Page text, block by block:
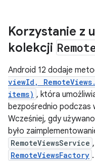
Korzystanie z
kolekcji
Android 12 dodaje
viewId,
items) , która
bezpośrednio podczas
Wcześniej, gdy
było
RemoteViewsService
RemoteViewsFactory .